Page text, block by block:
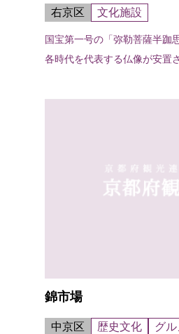
右京区 文化施設
国宝第一号の「弥勒菩薩半跏
各時代を代表する仏像が安置
錦市場
中京区 歴史文化 グル